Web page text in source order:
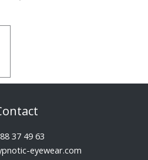
37 49 63
eyewear.com